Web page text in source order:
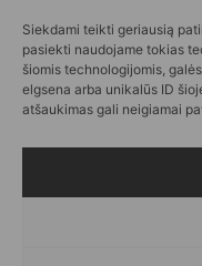
Siekdami teikti geriausią
pasiekti naudojame tokias
šiomis technologijomis,
elgsena arba unikalūs ID
atšaukimas gali neigiamai
Printai
Vasara
Personažai
DUK
SEKITE